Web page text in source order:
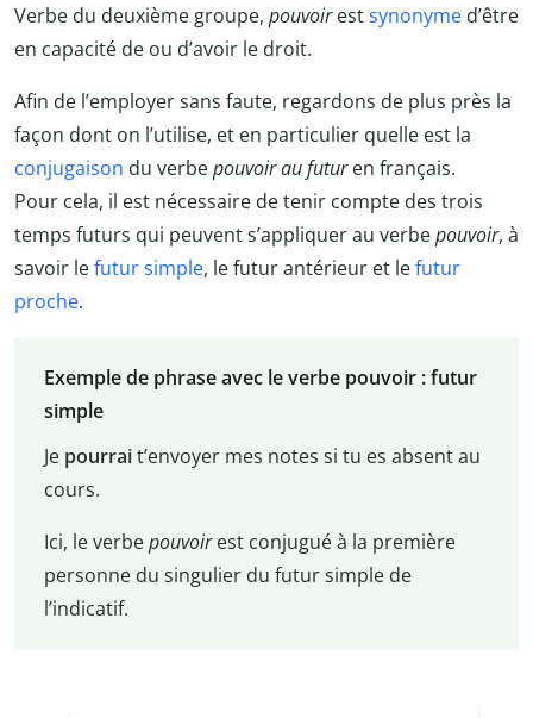
Verbe du deuxième groupe, pouvoirestsynonyme d’être
en capacité de ou d’avoir le droit.
Afin de l’employer sans faute, regardons de plus près la
façon dont on l’utilise, et en particulier quelle est la
conjugaison du verbepouvoir au futuren français.
Pour cela, il est nécessaire de tenir compte des trois
temps futurs qui peuvent s’appliquer au verbepouvoir, à
savoir lefutur simple, le futur antérieur et lefutur
proche.
Exemple de phrase avec le verbe pouvoir : futur
simple
Je pourrait’envoyer mes notes si tu es absent au
cours.
Ici, le verbepouvoirest conjugué à la première
personne du singulier du futur simple de
l’indicatif.